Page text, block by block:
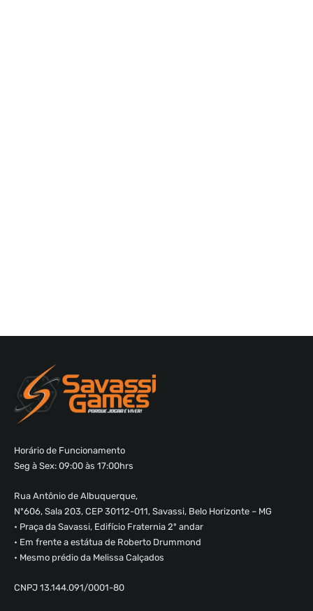
Horário de Funcionamento
Seg à Sex: 09:00 às 17:00hrs
Rua Antônio de Albuquerque,
Nº606, Sala 203, CEP 30112-011, Savassi, Belo Horizonte – MG
• Praça da Savassi, Edifício Fraternia 2º andar
• Em frente a estátua de Roberto Drummond
• Mesmo prédio da Melissa Calçados
CNPJ 13.144.091/0001-80